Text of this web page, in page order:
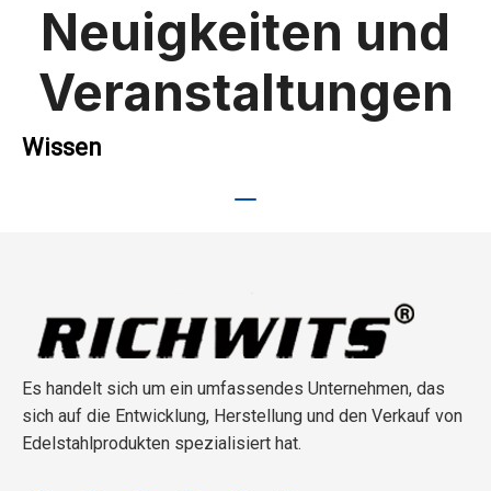
Neuigkeiten und
Veranstaltungen
Wissen
Es handelt sich um ein umfassendes Unternehmen, das
sich auf die Entwicklung, Herstellung und den Verkauf von
Edelstahlprodukten spezialisiert hat.